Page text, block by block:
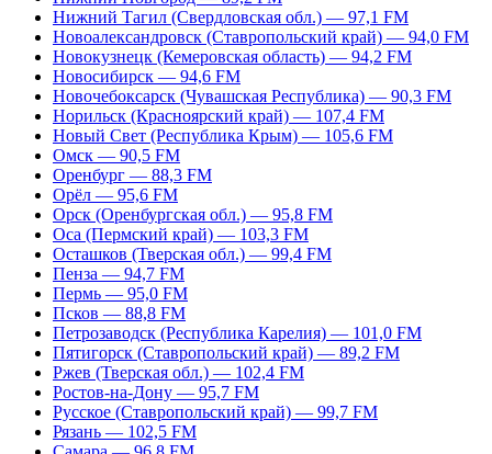
Нижний Тагил (Свердловская обл.) — 97,1 FM
Новоалександровск (Ставропольский край) — 94,0 FM
Новокузнецк (Кемеровская область) — 94,2 FM
Новосибирск — 94,6 FM
Новочебоксарск (Чувашская Республика) — 90,3 FM
Норильск (Красноярский край) — 107,4 FM
Новый Свет (Республика Крым) — 105,6 FM
Омск — 90,5 FM
Оренбург — 88,3 FM
Орёл — 95,6 FM
Орск (Оренбургская обл.) — 95,8 FM
Оса (Пермский край) — 103,3 FM
Осташков (Тверская обл.) — 99,4 FM
Пенза — 94,7 FM
Пермь — 95,0 FM
Псков — 88,8 FM
Петрозаводск (Республика Карелия) — 101,0 FM
Пятигорск (Ставропольский край) — 89,2 FM
Ржев (Тверская обл.) — 102,4 FM
Ростов-на-Дону — 95,7 FM
Русское (Ставропольский край) — 99,7 FM
Рязань — 102,5 FM